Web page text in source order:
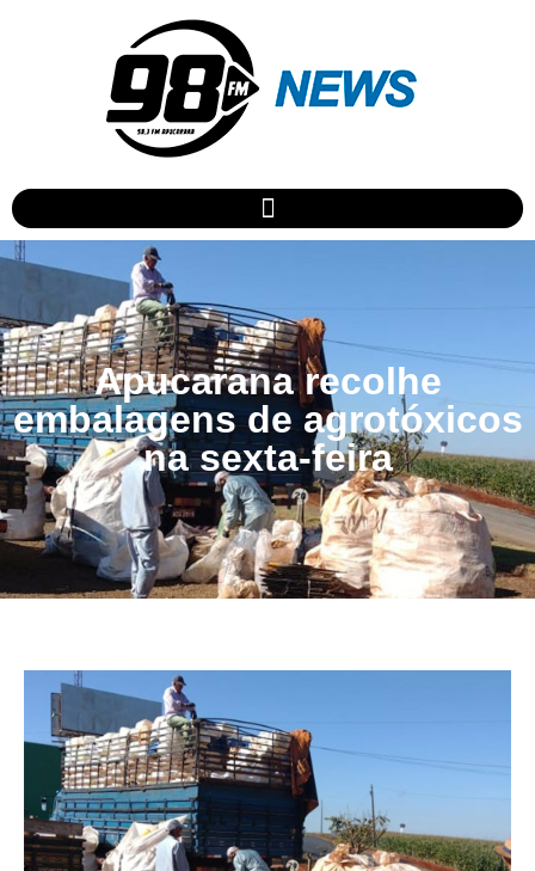
Apucarana recolhe
embalagens de agrotóxicos
na sexta-feira